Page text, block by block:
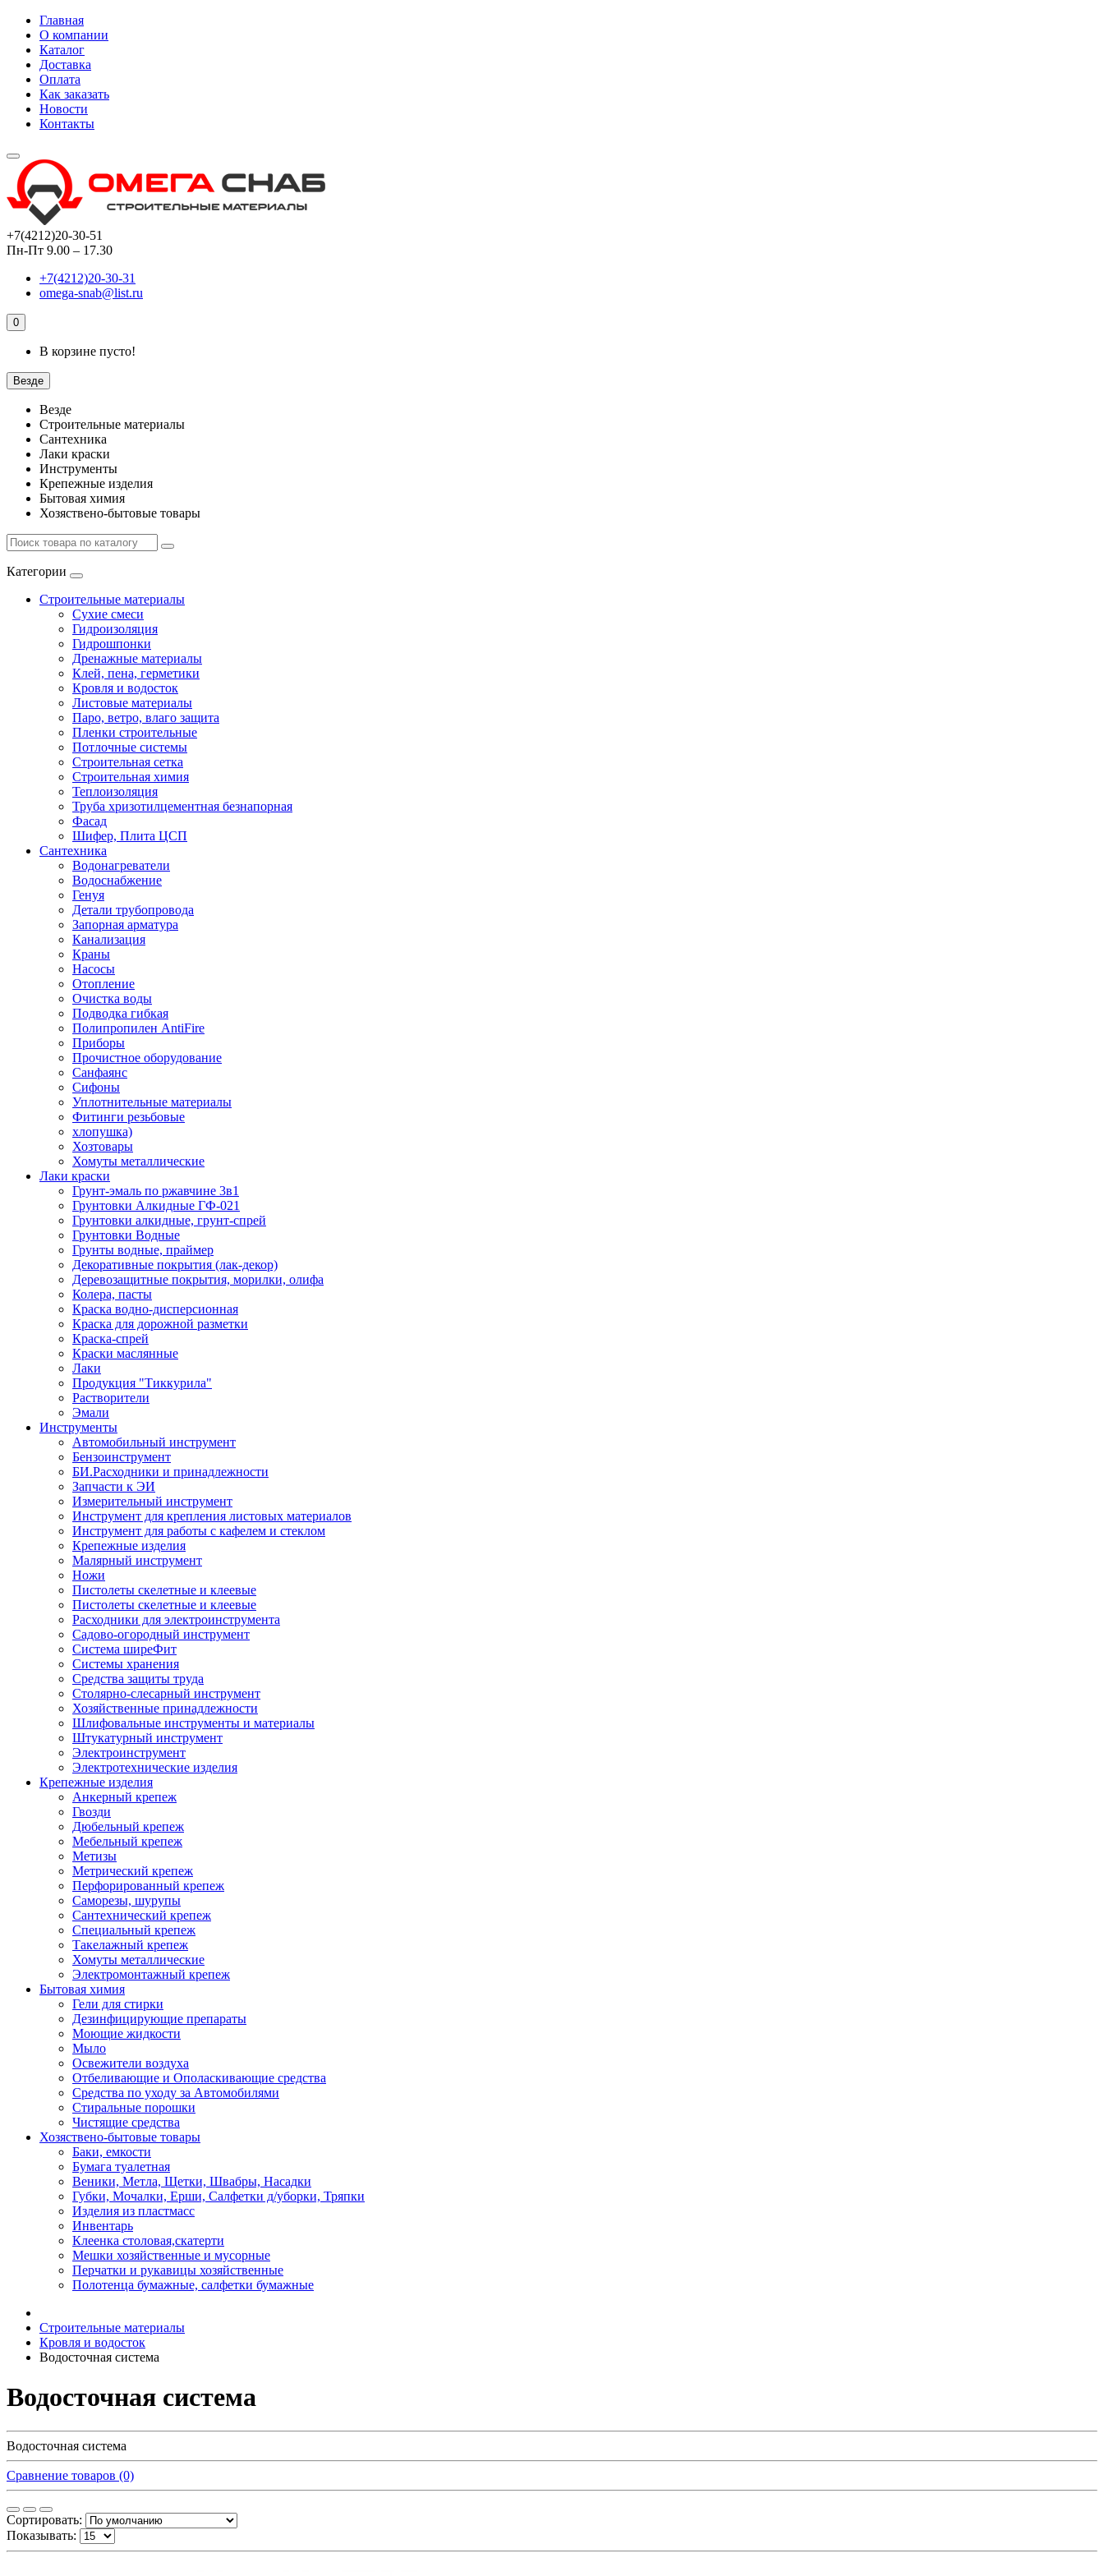
Главная
О компании
Каталог
Доставка
Оплата
Как заказать
Новости
Контакты
+7(4212)20-30-51
Пн-Пт 9.00 – 17.30
+7(4212)20-30-31
omega-snab@list.ru
0
В корзине пусто!
Везде
Везде
Строительные материалы
Сантехника
Лаки краски
Инструменты
Крепежные изделия
Бытовая химия
Хозяствено-бытовые товары
Категории
Строительные материалы
Сухие смеси
Гидроизоляция
Гидрошпонки
Дренажные материалы
Клей, пена, герметики
Кровля и водосток
Листовые материалы
Паро, ветро, влаго защита
Пленки строительные
Потлочные системы
Строительная сетка
Строительная химия
Теплоизоляция
Труба хризотилцементная безнапорная
Фасад
Шифер, Плита ЦСП
Сантехника
Водонагреватели
Водоснабжение
Генуя
Детали трубопровода
Запорная арматура
Канализация
Краны
Насосы
Отопление
Очистка воды
Подводка гибкая
Полипропилен AntiFire
Приборы
Прочистное оборудование
Санфаянс
Сифоны
Уплотнительные материалы
Фитинги резьбовые
хлопушка)
Хозтовары
Хомуты металлические
Лаки краски
Грунт-эмаль по ржавчине 3в1
Грунтовки Алкидные ГФ-021
Грунтовки алкидные, грунт-спрей
Грунтовки Водные
Грунты водные, праймер
Декоративные покрытия (лак-декор)
Деревозащитные покрытия, морилки, олифа
Колера, пасты
Краска водно-дисперсионная
Краска для дорожной разметки
Краска-спрей
Краски маслянные
Лаки
Продукция "Тиккурила"
Растворители
Эмали
Инструменты
Автомобильный инструмент
Бензоинструмент
БИ.Расходники и принадлежности
Запчасти к ЭИ
Измерительный инструмент
Инструмент для крепления листовых материалов
Инструмент для работы с кафелем и стеклом
Крепежные изделия
Малярный инструмент
Ножи
Пистолеты скелетные и клеевые
Пистолеты скелетные и клеевые
Расходники для электроинструмента
Садово-огородный инструмент
Система ширеФит
Системы хранения
Средства защиты труда
Столярно-слесарный инструмент
Хозяйственные принадлежности
Шлифовальные инструменты и материалы
Штукатурный инструмент
Электроинструмент
Электротехнические изделия
Крепежные изделия
Анкерный крепеж
Гвозди
Дюбельный крепеж
Мебельный крепеж
Метизы
Метрический крепеж
Перфорированный крепеж
Саморезы, шурупы
Сантехнический крепеж
Специальный крепеж
Такелажный крепеж
Хомуты металлические
Электромонтажный крепеж
Бытовая химия
Гели для стирки
Дезинфицирующие препараты
Моющие жидкости
Мыло
Освежители воздуха
Отбеливающие и Ополаскивающие средства
Средства по уходу за Автомобилями
Стиральные порошки
Чистящие средства
Хозяствено-бытовые товары
Баки, емкости
Бумага туалетная
Веники, Метла, Щетки, Швабры, Насадки
Губки, Мочалки, Ерши, Салфетки д/уборки, Тряпки
Изделия из пластмасс
Инвентарь
Клеенка столовая,скатерти
Мешки хозяйственные и мусорные
Перчатки и рукавицы хозяйственные
Полотенца бумажные, салфетки бумажные
Строительные материалы
Кровля и водосток
Водосточная система
Водосточная система
Водосточная система
Сравнение товаров (0)
Сортировать:
Показывать: